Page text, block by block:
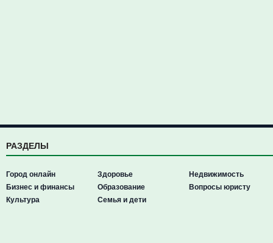
РАЗДЕЛЫ
Город онлайн
Бизнес и финансы
Культура
Здоровье
Образование
Семья и дети
Недвижимость
Вопросы юристу